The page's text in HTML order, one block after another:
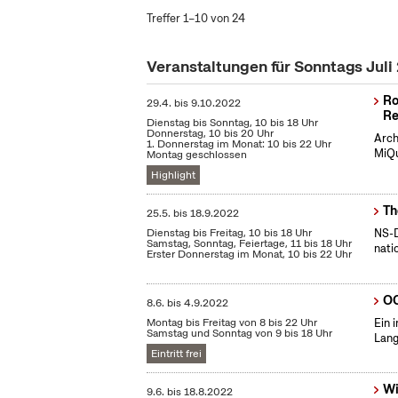
Treffer 1–10 von 24
Veranstaltungen für Sonntags
29.4. bis9.10.2022
Dienstag bis Sonntag, 10 bis 18 Uhr
Donnerstag, 10 bis 20 Uhr
1. Donnerstag im Monat: 10 bis 22 Uhr
Montag geschlossen
Highlight
25.5. bis18.9.2022
Dienstag bis Freitag, 10 bis 18 Uhr
Samstag, Sonntag, Feiertage, 11 bis 18 Uhr
Erster Donnerstag im Monat, 10 bis 22 Uhr
NS-
8.6. bis4.9.2022
Montag bis Freitag von 8 bis 22 Uhr
Samstag und Sonntag von 9 bis 18 Uhr
Eintritt frei
Ein
9.6. bis18.8.2022